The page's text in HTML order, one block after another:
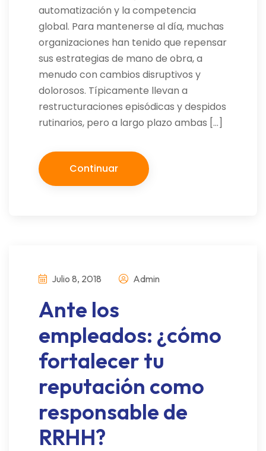
automatización y la competencia
global. Para mantenerse al día, muchas
organizaciones han tenido que repensar
sus estrategias de mano de obra, a
menudo con cambios disruptivos y
dolorosos. Típicamente llevan a
restructuraciones episódicas y despidos
rutinarios, pero a largo plazo ambas […]
Continuar
Julio 8, 2018 Admin
Ante los
empleados: ¿cómo
fortalecer tu
reputación como
responsable de
RRHH?